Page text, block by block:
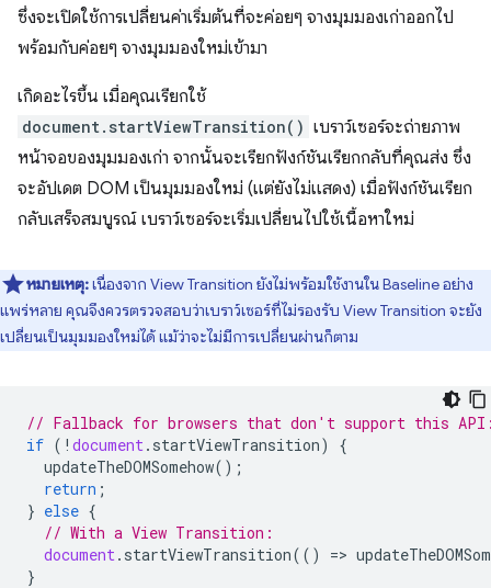
ซึ่งจะเปิดใช้การเปลี่ยนค่าเริ่มต้นที่จะค่อยๆ จางมุมมองเก่าออกไป
พร้อมกับค่อยๆ จางมุมมองใหม่เข้ามา
เกิดอะไรขึ้น เมื่อคุณเรียกใช้
document.startViewTransition() เบราว์เซอร์จะถ่ายภาพ
หน้าจอของมุมมองเก่า จากนั้นจะเรียกฟังก์ชันเรียกกลับที่คุณส่ง ซึ่ง
จะอัปเดต DOM เป็นมุมมองใหม่ (แต่ยังไม่แสดง) เมื่อฟังก์ชันเรียก
กลับเสร็จสมบูรณ์ เบราว์เซอร์จะเริ่มเปลี่ยนไปใช้เนื้อหาใหม่
หมายเหตุ:เนื่องจาก View Transition ยังไม่พร้อมใช้งานใน Baseline อย่าง
แพร่หลาย คุณจึงควรตรวจสอบว่าเบราว์เซอร์ที่ไม่รองรับ View Transition จะยัง
เปลี่ยนเป็นมุมมองใหม่ได้ แม้ว่าจะไม่มีการเปลี่ยนผ่านก็ตาม
// Fallback for browsers that don't support this
if ( ! document. startViewTransition)
{
updateTheDOMSomehow();
return ;
} else {
// With a View Transition:
document. startViewTransition(() =>
}